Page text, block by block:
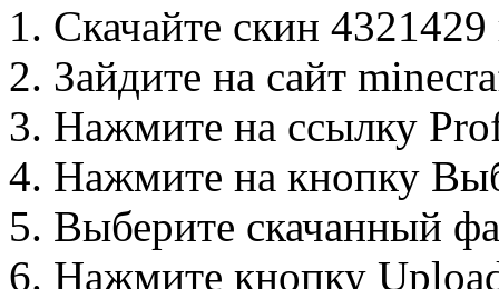
Скачайте скин
Зайдите на сайт
Нажмите на ссылку
Нажмите на кнопку
Выберите скачанный
Нажмите кнопку